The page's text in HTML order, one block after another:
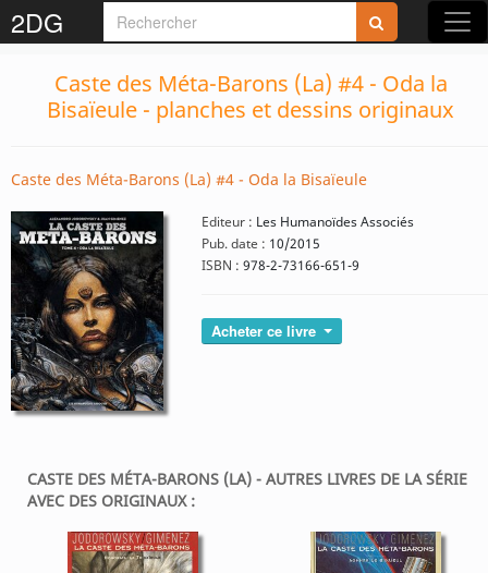
2DG
Caste des Méta-Barons (La) #4 - Oda la
Bisaïeule - planches et dessins originaux
Caste des Méta-Barons (La) #4 - Oda la Bisaïeule
Editeur : Les Humanoïdes Associés
Pub. date : 10/2015
ISBN : 978-2-73166-651-9
Acheter ce livre
CASTE DES MÉTA-BARONS (LA) - AUTRES LIVRES DE LA SÉRIE
AVEC DES ORIGINAUX :